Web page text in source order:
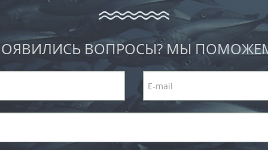
ВОПРОСЫ? МЫ